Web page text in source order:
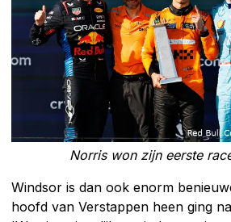
Norris won zijn eerste
Windsor is dan ook enorm
hoofd van Verstappen heen ging